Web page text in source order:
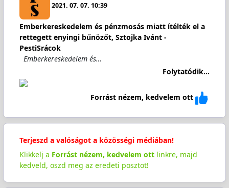
2021. 07. 07. 10:39
Emberkereskedelem és pénzmosás miatt ítélték el a
rettegett enyingi bűnözőt, Sztojka Ivánt -
PestiSrácok
Emberkereskedelem és…
Folytatódik...
Forrást nézem, kedvelem ott
Terjeszd a valóságot a közösségi médiában!
Klikkelj a Forrást nézem, kedvelem ottlinkre, majd
kedveld, oszd meg az eredeti posztot!